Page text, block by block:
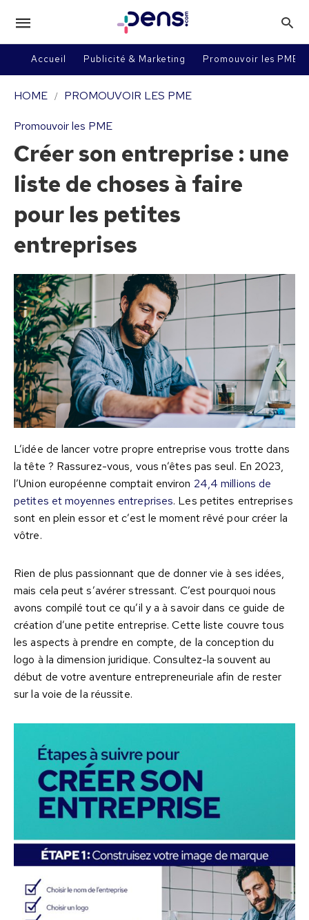
Accueil Publicité & Marketing Promouvoir les PME
HOME PROMOUVOIR LES PME
Promouvoir les PME
Créer son entreprise : une
liste de choses à faire
pour les petites
entreprises
L’idée de lancer votre propre entreprise vous trotte dans
la tête ? Rassurez-vous, vous n’êtes pas seul. En 2023,
l’Union européenne comptait environ 24,4 millions de
petites et moyennes entreprises. Les petites entreprises
sont en plein essor et c’est le moment rêvé pour créer la
vôtre.
Rien de plus passionnant que de donner vie à ses idées,
mais cela peut s’avérer stressant. C’est pourquoi nous
avons compilé tout ce qu’il y a à savoir dans ce guide de
création d’une petite entreprise. Cette liste couvre tous
les aspects à prendre en compte, de la conception du
logo à la dimension juridique. Consultez-la souvent au
début de votre aventure entrepreneuriale afin de rester
sur la voie de la réussite.